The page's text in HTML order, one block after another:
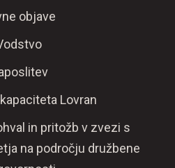
objave
Lovran
in pritožb v zvezi s
na področju družbene